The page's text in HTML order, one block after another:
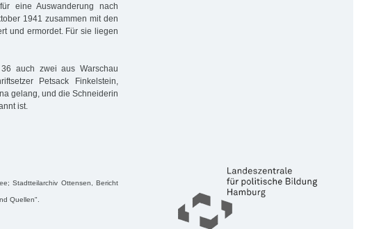
eine Auswanderung nach
1941 zusammen mit den
und ermordet. Für sie liegen
auch zwei aus Warschau
Petsack Finkelstein,
gelang, und die Schneiderin
ist.
Stadtteilarchiv Ottensen, Bericht
Quellen".